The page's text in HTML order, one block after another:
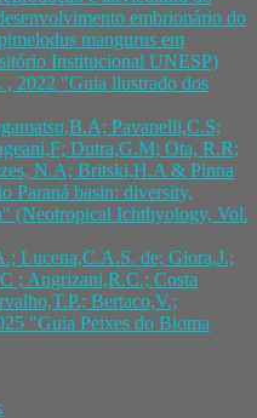
embrionário do
mangurus em
Institucional UNESP)
2022 "Guia ilustrado dos
Pavanelli,C.S;
Dutra,G.M; Ota, R.R;
N.A; Britski,H.A & Pinna
Paraná basin: diversity,
(Neotropical Ichthyology, Vol.
Lucena,C.A.S. de; Giora,J.;
; Angrizani,R.C.; Costa
Bertaco,V.;
"Guia Peixes do Bioma